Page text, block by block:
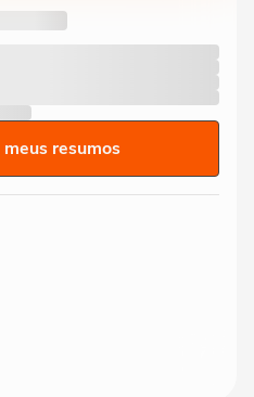
atropela...
resumos